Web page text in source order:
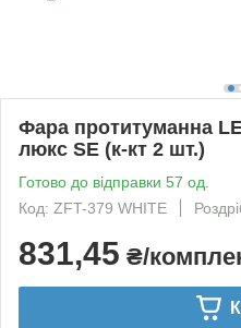
Фара протитуманна
люкс SE (к-кт 2 шт.)
Готово до відправки 57 од.
Код: ZFT-379 WHITE
831,45 ₴/